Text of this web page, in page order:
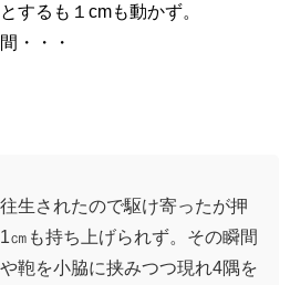
するも１cmも動かず。
・・・
生されたので駆け寄ったが押
㎝も持ち上げられず。その瞬間
鞄を小脇に挟みつつ現れ4隅を